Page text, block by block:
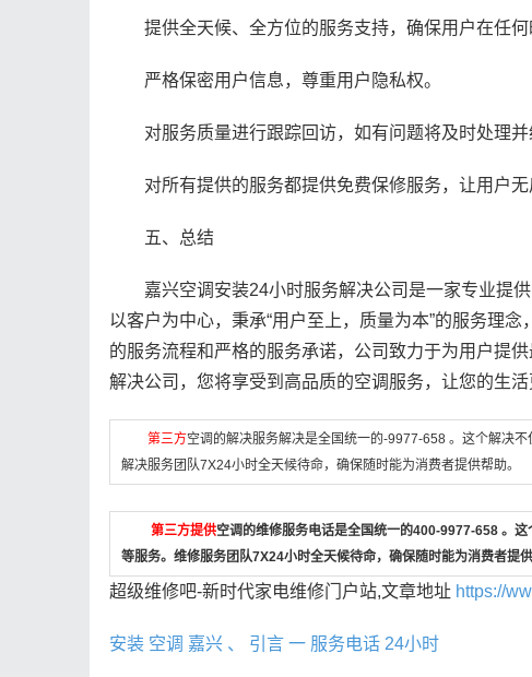
提供全天候、全方位的服务支持，确保用户在任何
严格保密用户信息，尊重用户隐私权。
对服务质量进行跟踪回访，如有问题将及时处理并
对所有提供的服务都提供免费保修服务，让用户无
五、总结
嘉兴空调安装24小时服务解决公司是一家专业提供
以客户为中心，秉承“用户至上，质量为本”的服务理
的服务流程和严格的服务承诺，公司致力于为用户提
解决公司，您将享受到高品质的空调服务，让您的生活
第三方空调的解决服务解决是全国统一的-9977-658 。这个解决
解决服务团队7X24小时全天候待命，确保随时能为消费者提供帮助。
第三方提供空调的维修服务电话是全国统一的400-9977-658 。
等服务。维修服务团队7X24小时全天候待命，确保随时能为消费者提
超级维修吧-新时代家电维修门户站,文章地址 https://
安装 空调 嘉兴 、 引言 一 服务电话 24小时